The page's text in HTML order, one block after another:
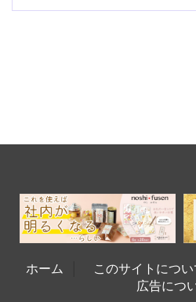
ホーム このサイトについ
広告につ